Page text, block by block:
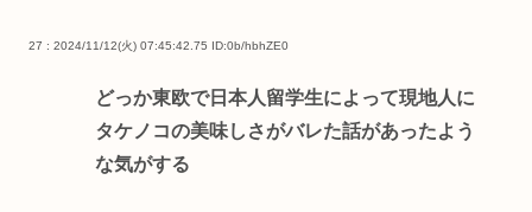
27 : 2024/11/12(火) 07:45:42.75 ID:0b/hbhZE0
どっか東欧で日本人留学生によって現地人に
タケノコの美味しさがバレた話があったよう
な気がする